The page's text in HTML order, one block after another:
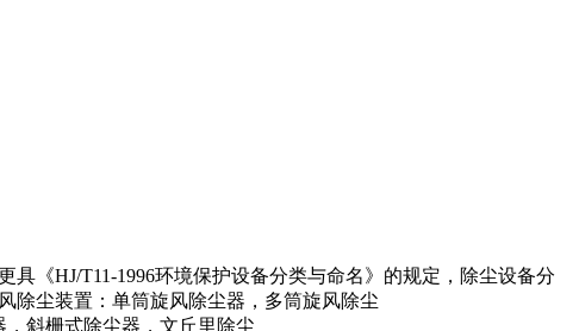
《HJ/T11-1996环境保护设备分类与命名》的规定，除尘设备分
单筒旋风除尘器，多筒旋风除尘
除尘器，文丘里除尘